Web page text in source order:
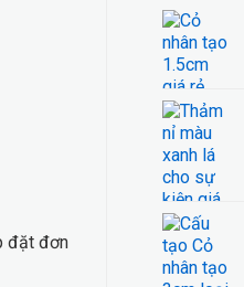
đặt đơn